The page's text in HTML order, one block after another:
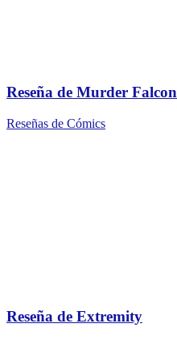
Reseña de Murder Falcon
Reseñas de Cómics
Reseña de Extremity